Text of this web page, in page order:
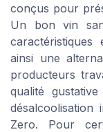
conçus pour
Un bon vin
ainsi une
producteurs
qualité
désalcoolisation
Zero. Pour